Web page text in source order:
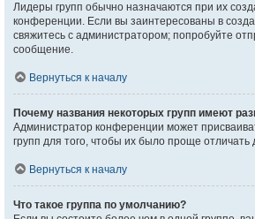
Лидеры групп обычно назначаются при их
конференции. Если вы заинтересованы в
свяжитесь с администратором; попробуйте
сообщение.
Вернуться к началу
Почему названия некоторых групп имеют
Администратор конференции может
групп для того, чтобы их было проще отличать
Вернуться к началу
Что такое группа по умолчанию?